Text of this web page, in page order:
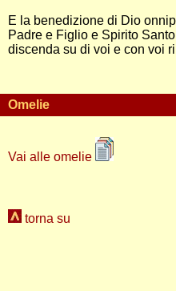
E la benedizione di Dio
Padre e Figlio e Spirito
discenda su di voi e con voi
Omelie
Vai alle omelie
torna su